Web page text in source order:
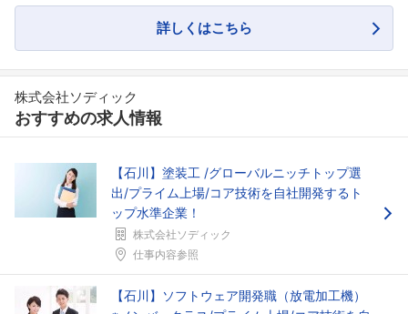
詳しくはこちら
株式会社ソディック
おすすめの求人情報
【石川】塗装工 /グローバルニッチトップ選
出/プライム上場/コア技術を自社開発するト
ップ水準企業！
株式会社ソディック
仕事内容参照
【石川】ソフトウェア開発職（放電加工機）